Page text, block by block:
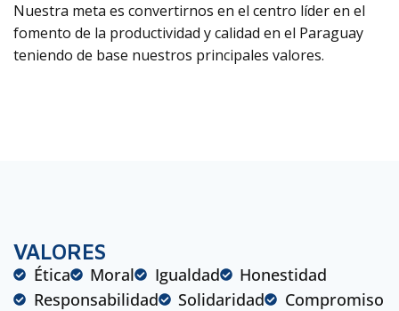
Nuestra meta es convertirnos en el centro líder en el
fomento de la productividad y calidad en el Paraguay
teniendo de base nuestros principales valores.
VALORES
Ética Moral Igualdad
Honestidad
Responsabilidad
Solidaridad
Compromiso